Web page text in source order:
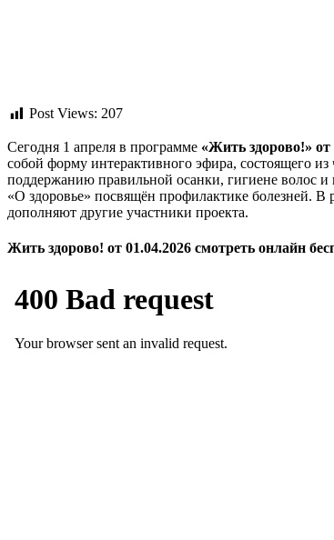
Post Views: 207
Сегодня 1 апреля в программе «Жить здорово!» от
собой форму интерактивного эфира, состоящего
поддержанию правильной осанки, гигиене волос
«О здоровье» посвящён профилактике болезней. В
дополняют другие участники проекта.
Жить здорово! от 01.04.2026 смотреть онлайн